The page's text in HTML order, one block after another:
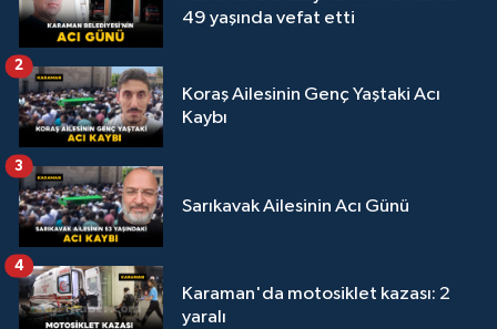
49 yaşında vefat etti
Koraş Ailesinin Genç Yaştaki Acı
Kaybı
2
Sarıkavak Ailesinin Acı Günü
3
Karaman'da motosiklet kazası: 2
yaralı
4